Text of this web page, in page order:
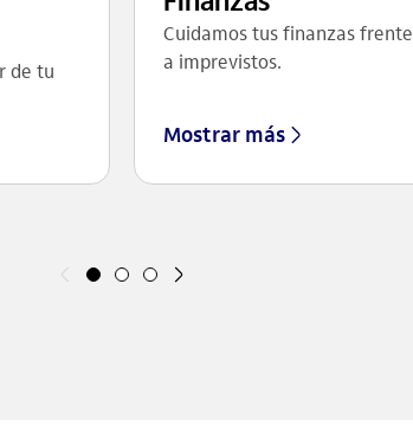
de tu
Cuidamos tus finanzas frente
a imprevistos.
Mostrar más